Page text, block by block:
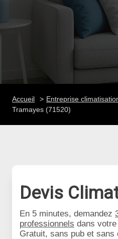
Accueil
Entreprise
Tramayes (71520)
Devis
En 5 minutes, demandez
professionnels dans
Gratuit, sans pub et sans